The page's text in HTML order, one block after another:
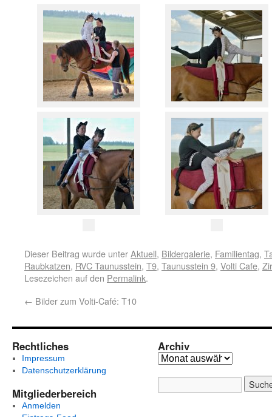
Dieser Beitrag wurde unterAktuell, Bildergalerie, Familientag,
Raubkatzen, RVC Taunusstein, T9, Taunusstein 9, Volti Cafe,
Lesezeichen auf den Permalink.
← Bilder zum Volti-Café: T10
Rechtliches
Impressum
Datenschutzerklärung
Mitgliederbereich
Anmelden
Archiv